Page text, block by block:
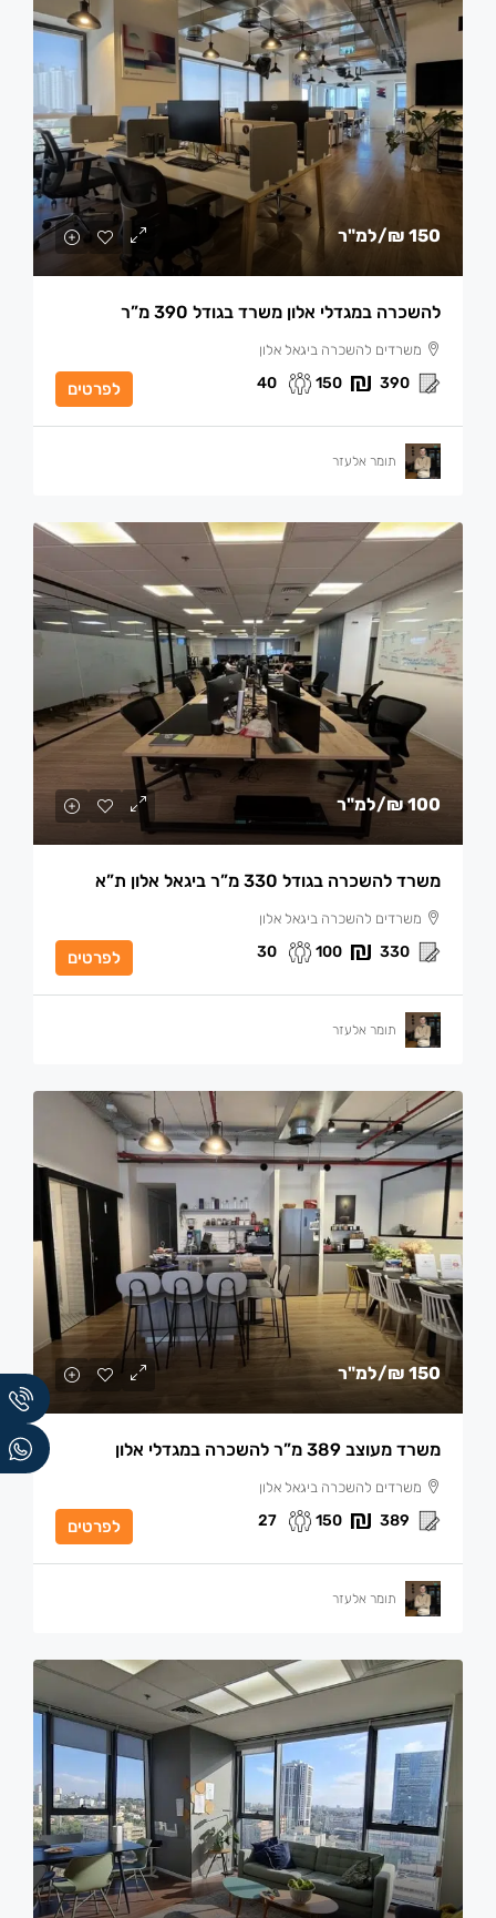
150 ₪ /למ"ר
להשכרה במגדלי אלון משרד בגודל 390 מ”ר
משרדים להשכרה ביגאל אלון
390
150
40 לפרטים
תומר אלעזר
100 ₪ /למ"ר
משרד להשכרה בגודל 330 מ”ר ביגאל אלון ת”א
משרדים להשכרה ביגאל אלון
330
100
30 לפרטים
תומר אלעזר
150 ₪ /למ"ר
משרד מעוצב 389 מ”ר להשכרה במגדלי אלון
משרדים להשכרה ביגאל אלון
389
150
27 לפרטים
תומר אלעזר